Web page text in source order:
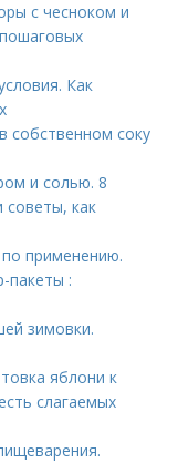
с чесноком и
Как
собственном соку
и солью. 8
советы, как
применению.
пакеты :
зимовки.
яблони к
слагаемых